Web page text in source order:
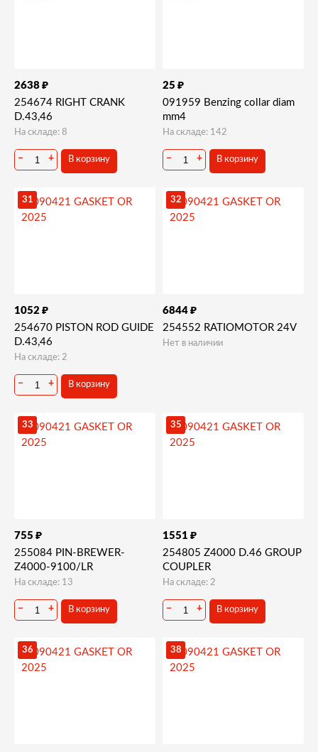
2638 ₽
254674 RIGHT CRANK
D.43,46
На складе: 8
− + В корзину
25 ₽
091959 Benzing collar diam
mm4
На складе: 142
− + В корзину
31
1052 ₽
254670 PISTON ROD GUIDE
D.43,46
На складе: 2
− + В корзину
32
6844 ₽
254552 RATIOMOTOR 24V
Нет в наличии
33
755 ₽
255084 PIN-BREWER-
Z4000-9100/LR
На складе: 13
− + В корзину
35
1551 ₽
254805 Z4000 D.46 GROUP
COUPLER
На складе: 2
− + В корзину
36 38